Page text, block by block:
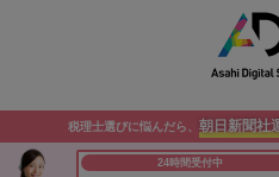
税理士選びに悩んだら、 朝日新聞社
24時間受付中
Copyright© The Asahi Shimbun